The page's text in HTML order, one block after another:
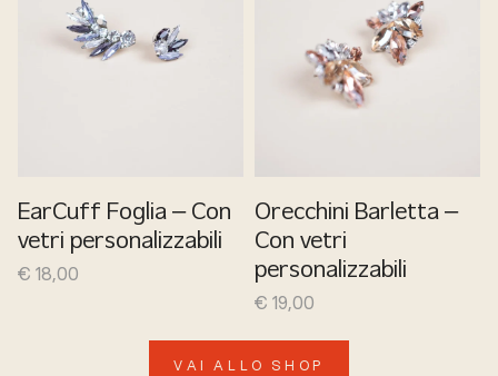
EarCuff Foglia – Con
vetri personalizzabili
€ 18,00
Orecchini Barletta –
Con vetri
personalizzabili
€ 19,00
VAI ALLO SHOP